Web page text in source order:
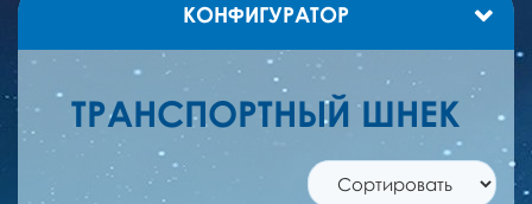
КОНФИГУРАТОР
ТРАНСПОРТНЫЙ ШНЕК